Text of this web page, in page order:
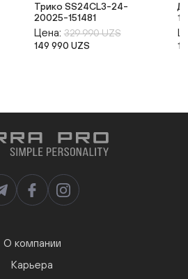
Трико SS24CL3-24-
20025-151481
Цена: 329 990 UZS
149 990 UZS
О компании
Карьера